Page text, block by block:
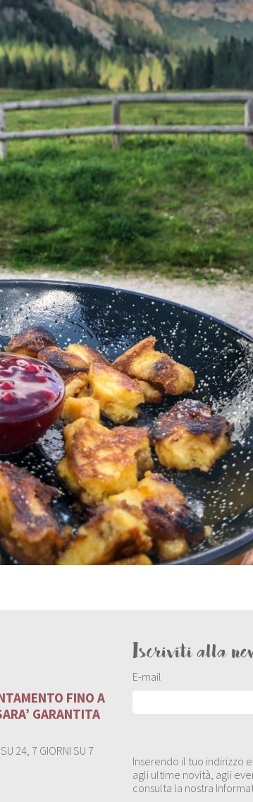
FINO A
GARANTITA
24, 7 GIORNI SU 7
Iscriviti alla
E-mail
Inserendo il tuo indirizzo
agli ultime novità, agli
consulta la nostra